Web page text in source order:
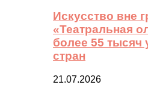
Искусство вне
«Театральная
более 55 тысяч
стран
21.07.2026